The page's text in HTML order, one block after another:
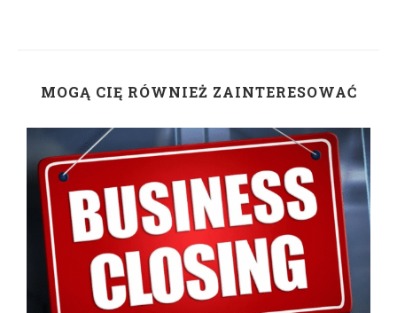
MOGĄ CIĘ RÓWNIEŻ ZAINTERESOWAĆ